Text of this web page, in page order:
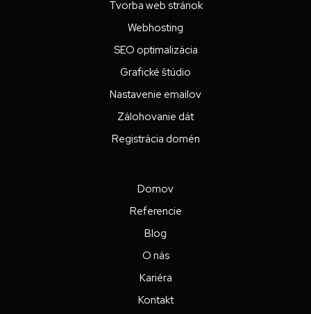
Tvorba web stránok
Webhosting
SEO optimalizácia
Grafické štúdio
Nastavenie emailov
Zálohovanie dát
Registrácia domén
Domov
Referencie
Blog
O nás
Kariéra
Kontakt